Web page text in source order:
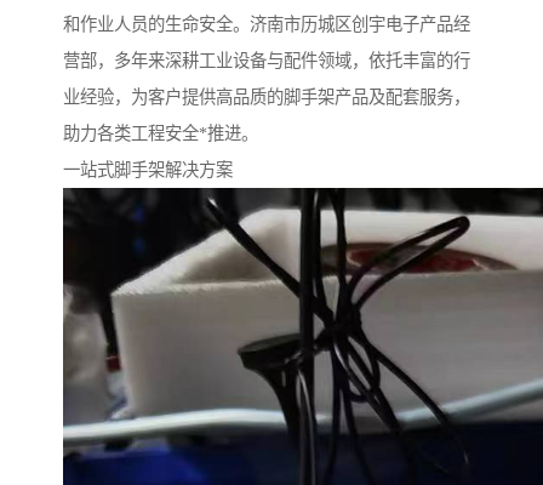
和作业人员的生命安全。济南市历城区创宇电子产品经
营部，多年来深耕工业设备与配件领域，依托丰富的行
业经验，为客户提供高品质的脚手架产品及配套服务，
助力各类工程安全*推进。
一站式脚手架解决方案